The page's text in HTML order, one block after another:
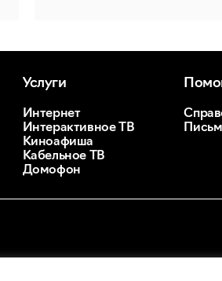
Услуги
Интернет
Интерактивное ТВ
Киноафиша
Кабельное ТВ
Домофон